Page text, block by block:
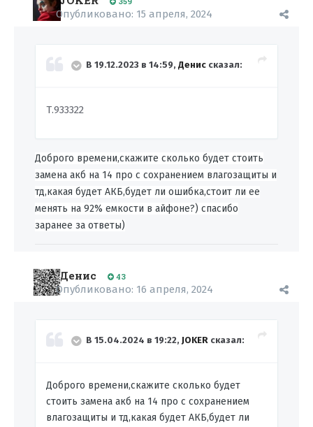
Опубликовано: 15 апреля, 2024
В 19.12.2023 в 14:59, Денис сказал:
Т.933322
Доброго времени,скажите сколько будет стоить
замена акб на 14 про с сохранением влагозащиты и
тд,какая будет АКБ,будет ли ошибка,стоит ли ее
менять на 92% емкости в айфоне?) спасибо
заранее за ответы)
Денис 43
Опубликовано: 16 апреля, 2024
В 15.04.2024 в 19:22, JOKER сказал:
Доброго времени,скажите сколько будет
стоить замена акб на 14 про с сохранением
влагозащиты и тд,какая будет АКБ,будет ли